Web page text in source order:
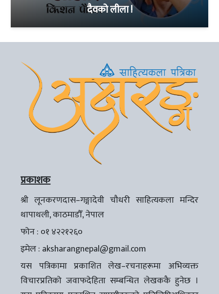
दैवको लीला !
प्रकाशक
श्री लूनकरणदास–गङ्गादेवी चौधरी साहित्यकला मन्दिर
थापाथली, काठमाडौँ, नेपाल
फोन : ०१ ४२२१२६०
इमेल : aksharangnepal@gmail.com
यस पत्रिकामा प्रकाशित लेख–रचनाहरूमा अभिव्यक्त
विचारप्रतिको जवाफदेहिता सम्बन्धित लेखककै हुनेछ ।